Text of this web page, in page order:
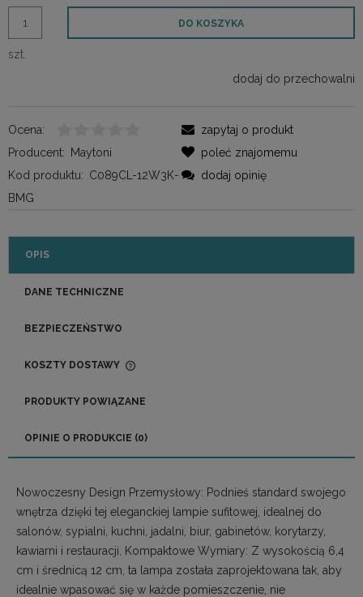
szt.
DO KOSZYKA
dodaj do przechowalni
Ocena:
Producent:
Maytoni
Kod produktu: C089CL-12W3K-
BMG
zapytaj o produkt
poleć znajomemu
dodaj opinię
OPIS
DANE TECHNICZNE
BEZPIECZEŃSTWO
KOSZTY DOSTAWY
CENA NIE ZAWIERA EWENTUALNYCH KOSZTÓW
PRODUKTY POWIĄZANE
OPINIE O PRODUKCIE (0)
Nowoczesny Design Przemysłowy: Podnieś standard swojego
wnętrza dzięki tej eleganckiej lampie sufitowej, idealnej do
salonów, sypialni, kuchni, jadalni, biur, gabinetów, korytarzy,
kawiarni i restauracji. Kompaktowe Wymiary: Z wysokością 6,4
cm i średnicą 12 cm, ta lampa została zaprojektowana tak, aby
idealnie wpasować się w każde pomieszczenie, nie